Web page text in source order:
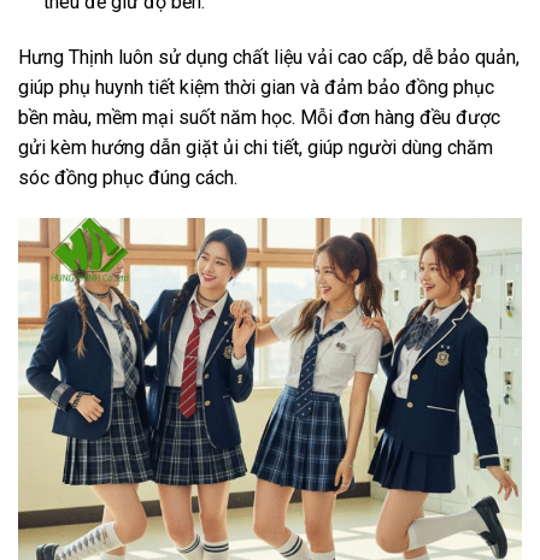
Hưng Thịnh luôn sử dụng chất liệu vải cao cấp, dễ bảo quản,
giúp phụ huynh tiết kiệm thời gian và đảm bảo đồng phục
bền màu, mềm mại suốt năm học. Mỗi đơn hàng đều được
gửi kèm hướng dẫn giặt ủi chi tiết, giúp người dùng chăm
sóc đồng phục đúng cách.